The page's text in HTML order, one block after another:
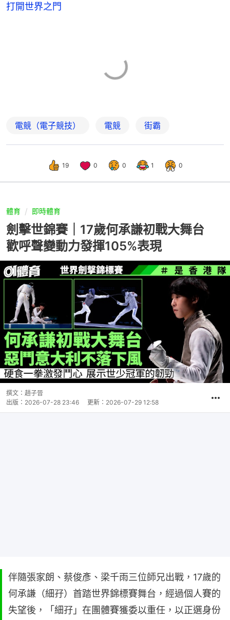
打開世界之門
電競（電子競技） 電競 街霸
19 0 0 1 0
體育 即時體育
劍擊世錦賽｜17歲何承謙初戰大舞台
歡呼聲變動力發揮105%表現
撰文： 趙子晉
出版： 2026-07-28 23:46 更新： 2026-07-29 12:58
伴隨張家朗、蔡俊彥、梁千雨三位師兄出戰，17歲的
何承謙（細孖）首踏世界錦標賽舞台，經過個人賽的
失望後，「細孖」在團體賽獲委以重任，以正選身份